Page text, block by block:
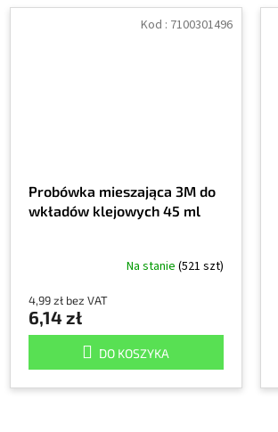
Probówka mieszająca 3M do
wkładów klejowych 45 ml
Na stanie (521 szt)
4,99 zł bez VAT
6,14 zł
DO KOSZYKA
Kod : 7100301496